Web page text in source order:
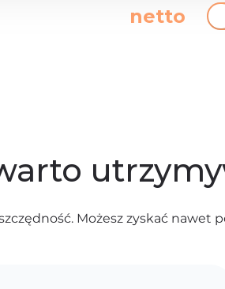
netto
Możesz zyskać nawet